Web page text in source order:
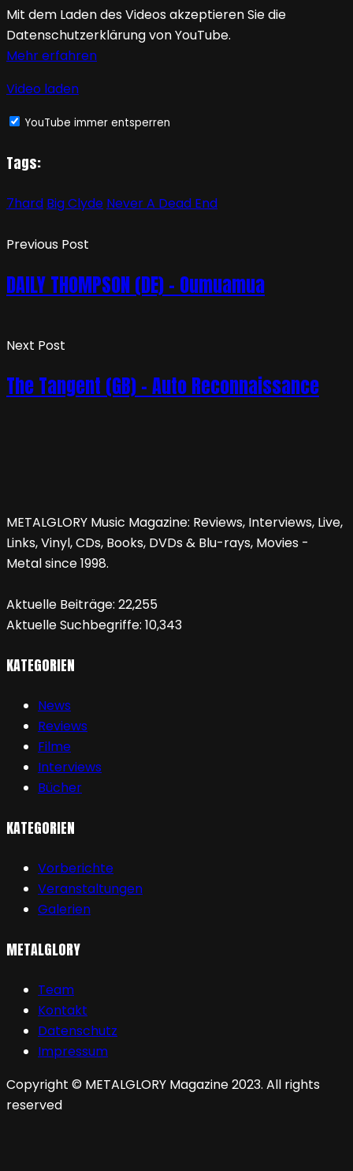
Mit dem Laden des Videos akzeptieren Sie die
Datenschutzerklärung von YouTube.
Mehr erfahren
Video laden
YouTube immer entsperren
Tags:
7hard Big Clyde Never A Dead End
Previous Post
DAILY THOMPSON (DE) – Oumuamua
Next Post
The Tangent (GB) – Auto Reconnaissance
METALGLORY Music Magazine: Reviews, Interviews, Live,
Links, Vinyl, CDs, Books, DVDs & Blu-rays, Movies -
Metal since 1998.
Aktuelle Beiträge: 22,255
Aktuelle Suchbegriffe: 10,343
KATEGORIEN
News
Reviews
Filme
Interviews
Bücher
KATEGORIEN
Vorberichte
Veranstaltungen
Galerien
METALGLORY
Team
Kontakt
Datenschutz
Impressum
Copyright © METALGLORY Magazine 2023. All rights
reserved